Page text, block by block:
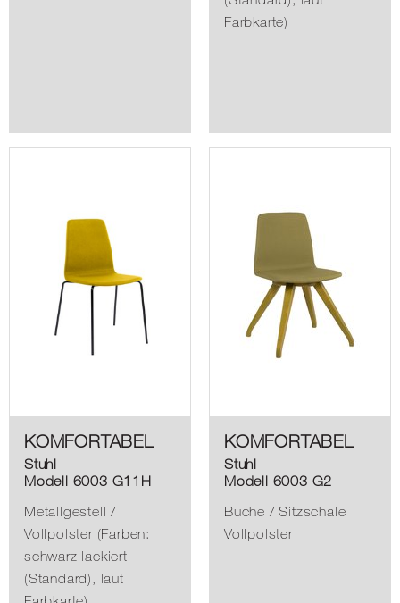
Farbkarte)
KOMFORTABEL
Stuhl
Modell 6003 G11H
Metallgestell /
Vollpolster (Farben:
schwarz lackiert
(Standard), laut
KOMFORTABEL
Stuhl
Modell 6003 G2
Buche / Sitzschale
Vollpolster